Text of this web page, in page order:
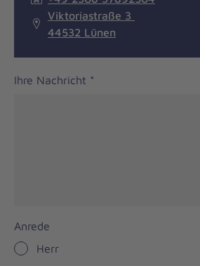
Viktoriastraße 3
44532 Lünen
Ihre Nachricht *
Anrede
Herr